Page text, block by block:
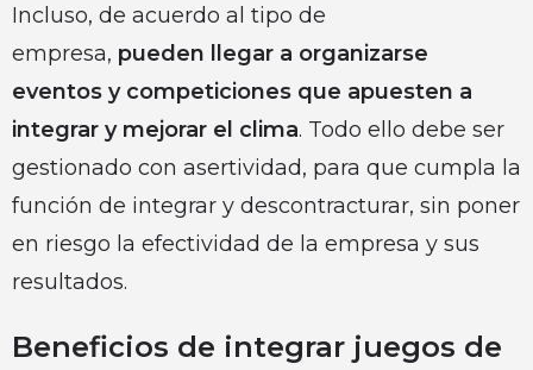
Incluso, de acuerdo al tipo de
empresa, pueden llegar a organizarse
eventos y competiciones que apuesten a
integrar y mejorar el clima. Todo ello debe ser
gestionado con asertividad, para que cumpla la
función de integrar y descontracturar, sin poner
en riesgo la efectividad de la empresa y sus
resultados.
Beneficios de integrar juegos de